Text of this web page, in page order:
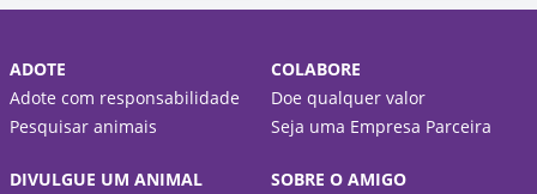
ADOTE
Adote com responsabilidade
Pesquisar animais
COLABORE
Doe qualquer valor
Seja uma Empresa Parceira
DIVULGUE UM ANIMAL
SOBRE O AMIGO